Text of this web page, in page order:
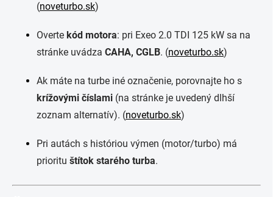
(noveturbo.sk)
Overte kód motora: pri Exeo 2.0 TDI 125 kW sa na
stránke uvádza CAHA, CGLB. (noveturbo.sk)
Ak máte na turbe iné označenie, porovnajte ho s
krížovými číslami (na stránke je uvedený dlhší
zoznam alternatív). (noveturbo.sk)
Pri autách s históriou výmen (motor/turbo) má
prioritu štítok starého turba.